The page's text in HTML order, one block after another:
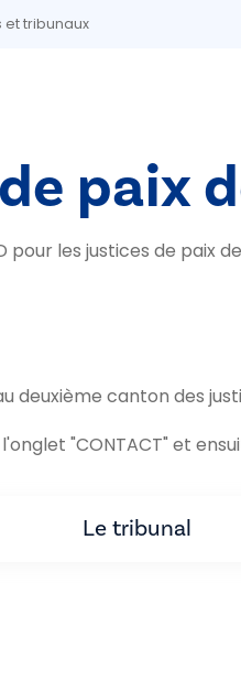
et tribunaux
paix
pour les justices de paix
deuxième canton des
"CONTACT" et
Le tribunal